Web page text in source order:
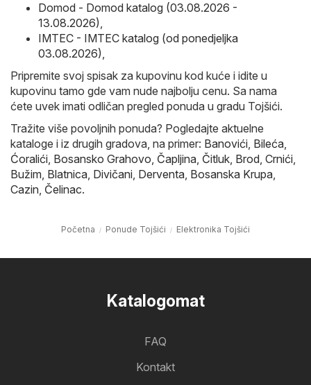
Domod - Domod katalog (03.08.2026 -
13.08.2026),
IMTEC - IMTEC katalog (od ponedjeljka
03.08.2026),
Pripremite svoj spisak za kupovinu kod kuće i idite u
kupovinu tamo gde vam nude najbolju cenu. Sa nama
ćete uvek imati odličan pregled ponuda u gradu Tojšići.
Tražite više povoljnih ponuda? Pogledajte aktuelne
kataloge i iz drugih gradova, na primer: Banovići, Bileća,
Ćoralići, Bosansko Grahovo, Čapljina, Čitluk, Brod, Crnići,
Bužim, Blatnica, Divičani, Derventa, Bosanska Krupa,
Cazin, Čelinac.
Početna Ponude Tojšići Elektronika Tojšići
Katalogomat
FAQ
Kontakt